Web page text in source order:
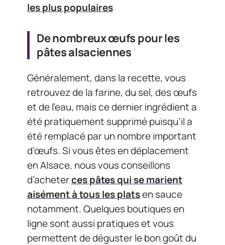
les plus populaires
De nombreux œufs pour les
pâtes alsaciennes
Généralement, dans la recette, vous
retrouvez de la farine, du sel, des œufs
et de l’eau, mais ce dernier ingrédient a
été pratiquement supprimé puisqu’il a
été remplacé par un nombre important
d’œufs. Si vous êtes en déplacement
en Alsace, nous vous conseillons
d’acheterces pâtes qui se marient
aisément à tous les platsen sauce
notamment. Quelques boutiques en
ligne sont aussi pratiques et vous
permettent de déguster le bon goût du